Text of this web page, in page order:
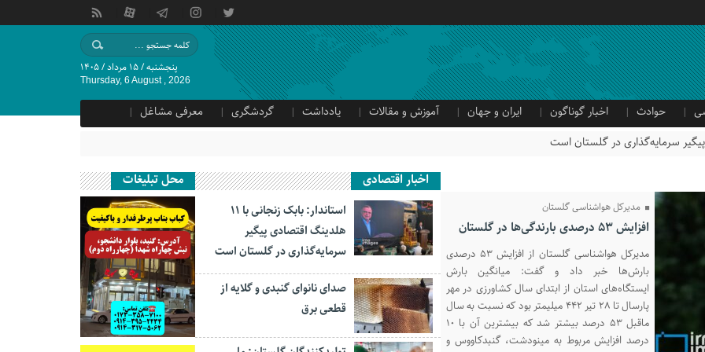
پنجشنبه / ۱۵ مرداد / ۱۴۰۵
Thursday, 6 August , 2026
حوادث اخبار گوناگون ایران و جهان آموزش و مقالات یادداشت گردشگری
معرفی مشاغل
مدیرکل هواشناسی گلستان
افزایش ۵۳ درصدی بارندگی‌ها در گلستان
مدیرکل هواشناسی گلستان از افزایش ۵۳ درصدی
بارش‌ها خبر داد و گفت: میانگین بارش
ایستگاه‌های استان از ابتدای سال کشاورزی در مهر
پارسال تا ۲۸ تیر ۴۴۲ میلیمتر بود که نسبت به سال
ماقبل ۵۳ درصد بیشتر شد که بیشترین آن با ۱۰
درصد افزایش مربوط به مینودشت، گنبدکاووس و
اخبار اقتصادی
استاندار: بابک زنجانی با ۱۱
هلدینگ اقتصادی پیگیر
سرمایه‌گذاری در گلستان است
صدای نانوای گنبدی و گلایه از
قطعی برق
محل تبلیغات